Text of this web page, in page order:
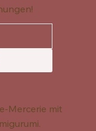
Mercerie mit